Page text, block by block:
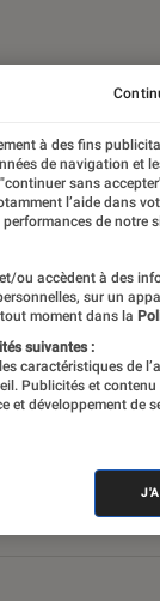
Stations audio
de
et
à des fins
de navigation et
sans
l’aide dans
de notre
ou accèdent à des
sur un
moment dans la
suivantes :
caractéristiques de
Publicités et contenu
et développement de